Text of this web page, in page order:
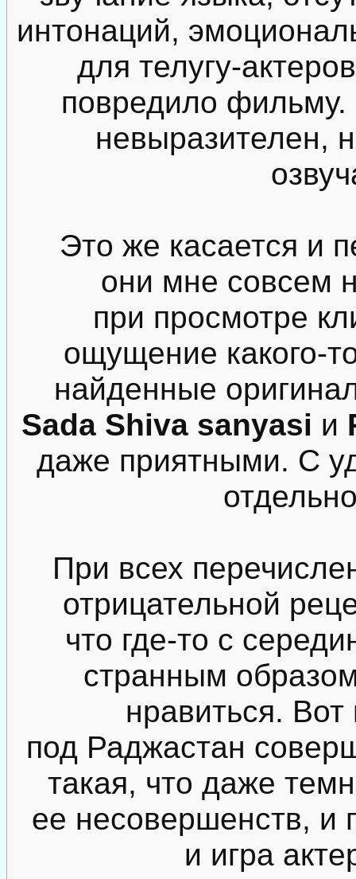
интонаций,
для телугу-
повредило фильму.
невыразителен,
Это же касается и
они мне совсем
при просмотре
ощущение какого-
найденные
Sada Shiva sanyasi и
даже приятными. С
При всех
отрицательной
что где-то с
странным
нравиться.
под Раджастан
такая, что даже
ее несовершенств, и
и игра